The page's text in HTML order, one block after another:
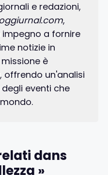
e redazioni,
,
a fornire
notizie in
è
offrendo un'analisi
eventi che
dans
»